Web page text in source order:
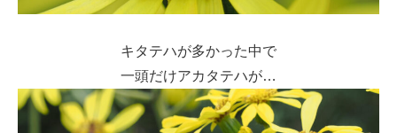
キタテハが多かった中で
一頭だけアカタテハが…